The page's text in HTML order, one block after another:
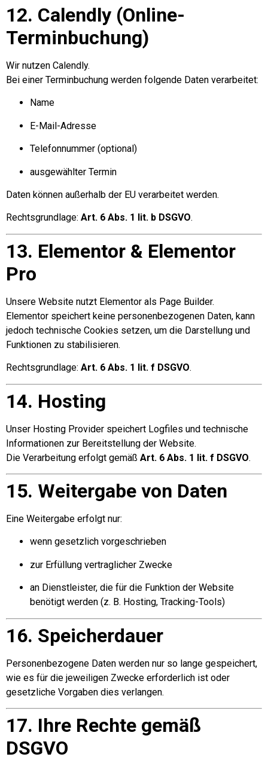
12. Calendly (Online-
Terminbuchung)
Wir nutzen Calendly.
Bei einer Terminbuchung werden folgende Daten verarbeitet:
Name
E-Mail-Adresse
Telefonnummer (optional)
ausgewählter Termin
Daten können außerhalb der EU verarbeitet werden.
Rechtsgrundlage: Art. 6 Abs. 1 lit. b DSGVO.
13. Elementor & Elementor
Pro
Unsere Website nutzt Elementor als Page Builder.
Elementor speichert keine personenbezogenen Daten, kann
jedoch technische Cookies setzen, um die Darstellung und
Funktionen zu stabilisieren.
Rechtsgrundlage: Art. 6 Abs. 1 lit. f DSGVO.
14. Hosting
Unser Hosting Provider speichert Logfiles und technische
Informationen zur Bereitstellung der Website.
Die Verarbeitung erfolgt gemäß Art. 6 Abs. 1 lit. f DSGVO.
15. Weitergabe von Daten
Eine Weitergabe erfolgt nur:
wenn gesetzlich vorgeschrieben
zur Erfüllung vertraglicher Zwecke
an Dienstleister, die für die Funktion der Website
benötigt werden (z. B. Hosting, Tracking-Tools)
16. Speicherdauer
Personenbezogene Daten werden nur so lange gespeichert,
wie es für die jeweiligen Zwecke erforderlich ist oder
gesetzliche Vorgaben dies verlangen.
17. Ihre Rechte gemäß
DSGVO